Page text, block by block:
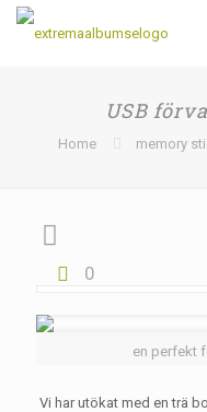
USB
Home memory
0
en perfekt
Vi har utökat med en trä